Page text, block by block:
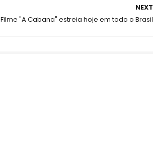
NEXT
Filme "A Cabana" estreia hoje em todo o Brasil